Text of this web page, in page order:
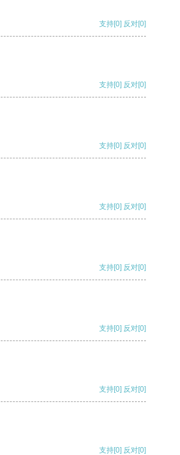
支持[0] 反对[0]
支持[0] 反对[0]
支持[0] 反对[0]
支持[0] 反对[0]
支持[0] 反对[0]
支持[0] 反对[0]
支持[0] 反对[0]
支持[0] 反对[0]